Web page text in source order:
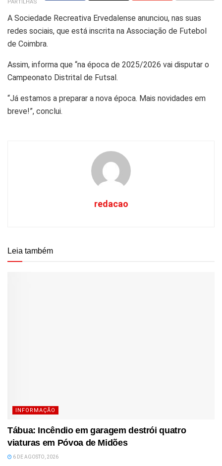
PARTILHAS
A Sociedade Recreativa Ervedalense anunciou, nas suas
redes sociais, que está inscrita na Associação de Futebol
de Coimbra.
Assim, informa que “na época de 2025/2026 vai disputar o
Campeonato Distrital de Futsal.
“Já estamos a preparar a nova época. Mais novidades em
breve!”, conclui.
redacao
Leia também
INFORMAÇÃO
Tábua: Incêndio em garagem destrói quatro
viaturas em Póvoa de Midões
6 DE AGOSTO, 2026